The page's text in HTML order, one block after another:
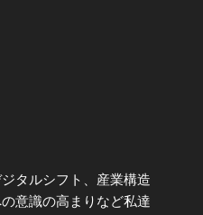
タルシフト、産業構造
意識の高まりなど私達